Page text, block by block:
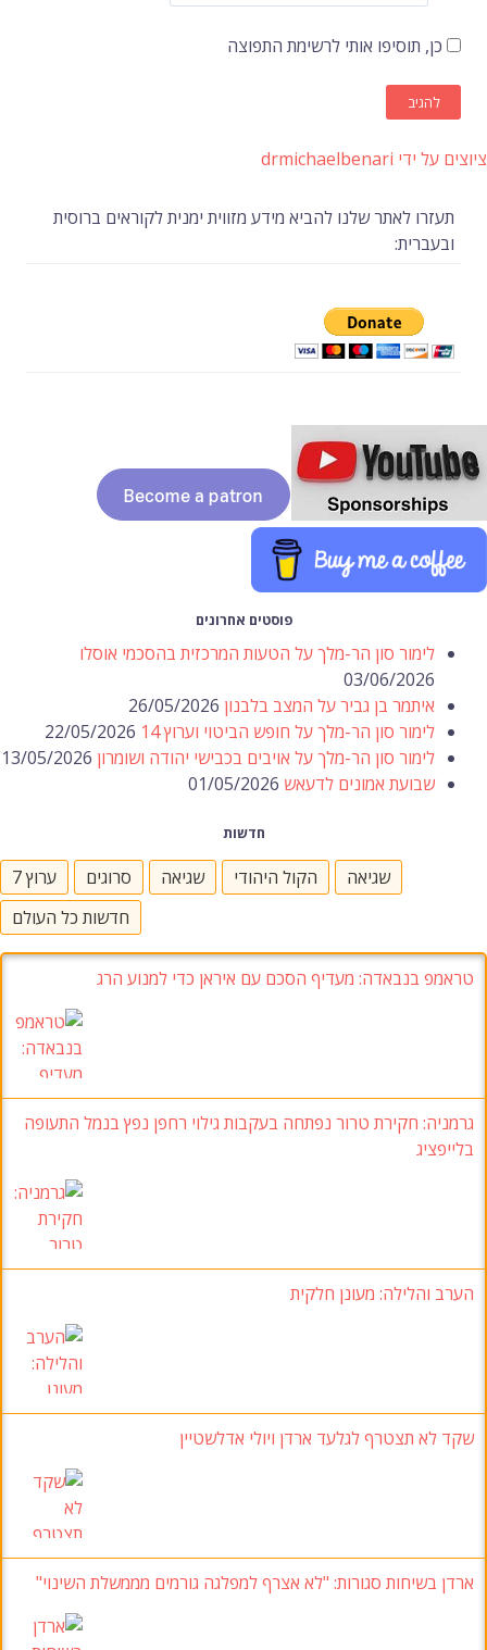
כן, תוסיפו אותי לרשימת התפוצה
ציוצים על ידי drmichaelbenari
תעזרו לאתר שלנו להביא מידע מזווית ימנית לקוראים ברוסית
ובעברית:
פוסטים אחרונים
לימור סון הר-מלך על הטעות המרכזית בהסכמי אוסלו
03/06/2026
איתמר בן גביר על המצב בלבנון 26/05/2026
לימור סון הר-מלך על חופש הביטוי וערוץ 14
22/05/2026
לימור סון הר-מלך על אויבים בכבישי יהודה ושומרון 13/05/2026
שבועת אמונים לדעאש 01/05/2026
חדשות
ערוץ 7 סרוגים שגיאה הקול היהודי
שגיאה
חדשות כל העולם
טראמפ בנבאדה: מעדיף הסכם עם איראן כדי למנוע הרג
גרמניה: חקירת טרור נפתחה בעקבות גילוי רחפן נפץ בנמל התעופה
בלייפציג
הערב והלילה: מעונן חלקית
שקד לא תצטרף לגלעד ארדן ויולי אדלשטיין
ארדן בשיחות סגורות: "לא אצרף למפלגה גורמים מממשלת השינוי"